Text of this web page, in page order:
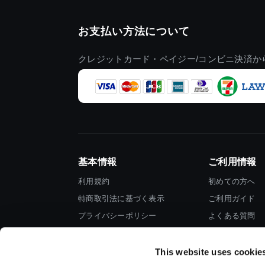
This website uses
お支払い方法について
クレジットカード・ペイジー/コンビニ決済
基本情報
利用規約
特商取引法に基づく表示
プライバシーポリシー
ご利用情報
初めての方へ
ご利用ガイド
よくある質問